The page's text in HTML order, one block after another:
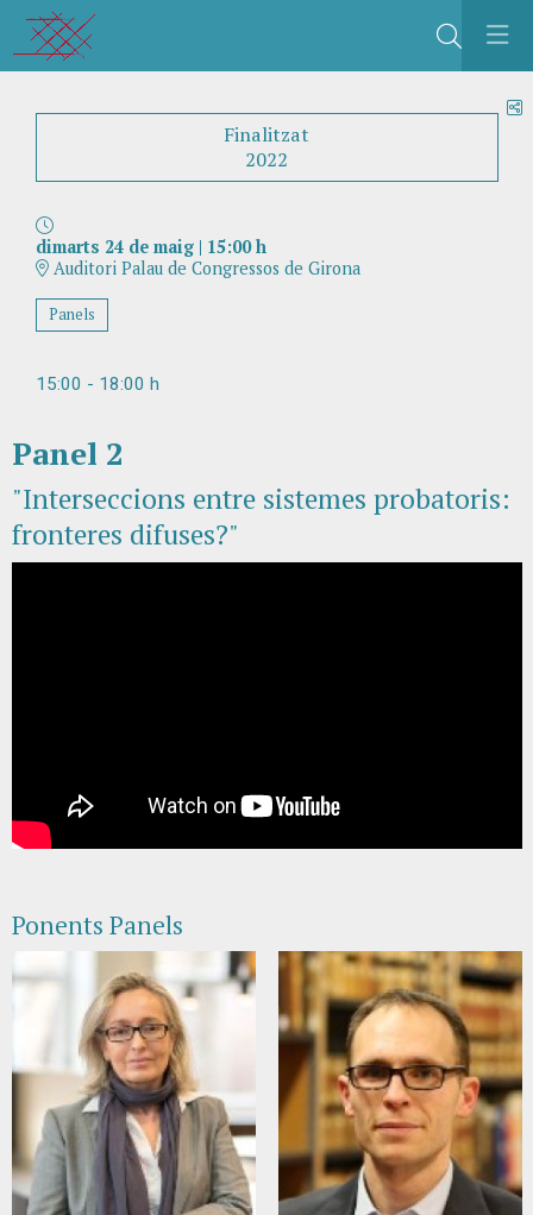
Cerca
Finalitzat
2022
dimarts 24 de maig| 15:00 h
Auditori Palau de Congressos de Girona
Panels
15:00 - 18:00 h
Panel 2
"Interseccions entre sistemes probatoris:
fronteres difuses?"
Ponents Panels